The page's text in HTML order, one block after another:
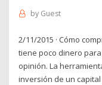
by Guest
2/11/2015 · Cómo
tiene poco dinero
opinión. La
inversión de un